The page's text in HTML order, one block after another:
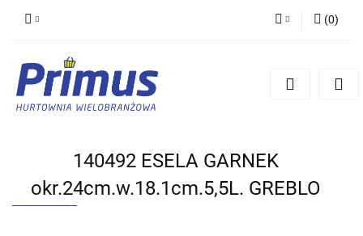
Zarejestruj się
(0)
140492 ESELA GARNEK
okr.24cm.w.18.1cm.5,5L. GREBLO